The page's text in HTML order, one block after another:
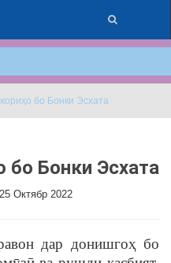
бо Бонки Эсхата
бо Бонки Эсхата
Октябр 2022
дар донишгоҳ бо